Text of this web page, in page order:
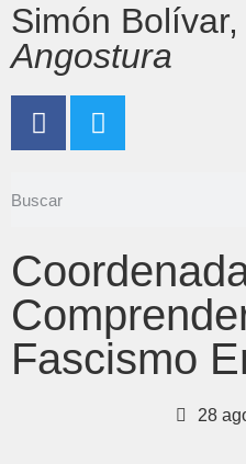
Simón Bolívar,
Angostura
Fascismo
28